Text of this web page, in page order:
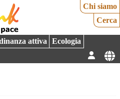
Chi siamo
Cerca
attiva
Ecologia